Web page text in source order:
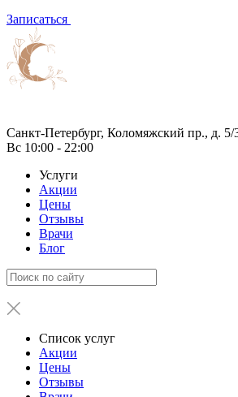
Записаться
Санкт-Петербург, Коломяжский пр., д. 5/
Вс 10:00 - 22:00
Услуги
Акции
Цены
Отзывы
Врачи
Блог
Список услуг
Акции
Цены
Отзывы